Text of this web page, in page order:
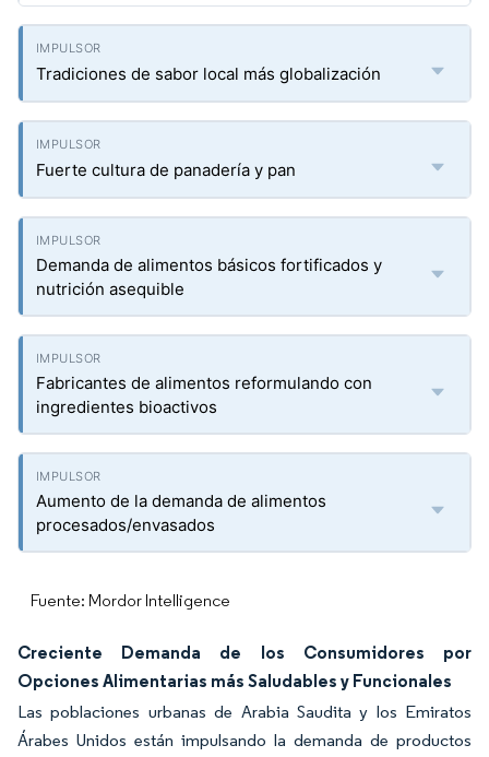
Tradiciones de sabor local más globalización
Fuerte cultura de panadería y pan
Demanda de alimentos básicos fortificados y
nutrición asequible
Fabricantes de alimentos reformulando con
ingredientes bioactivos
Aumento de la demanda de alimentos
procesados/envasados
Fuente: Mordor Intelligence
Creciente Demanda de los Consumidores por
Opciones Alimentarias más Saludables y Funcionales
Las poblaciones urbanas de Arabia Saudita y los Emiratos
Árabes Unidos están impulsando la demanda de productos